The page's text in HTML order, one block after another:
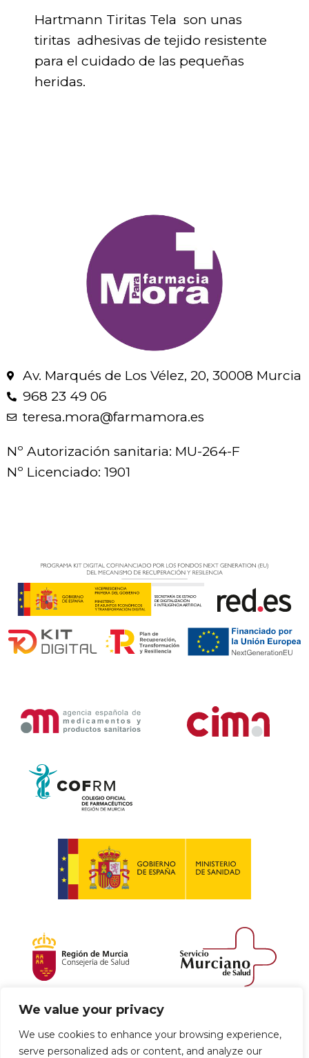
We value your privacy
We use cookies to enhance your browsing experience,
serve personalized ads or content, and analyze our
Hartmann Tiritas Tela son unas
tiritas adhesivas de tejido resistente
para el cuidado de las pequeñas
heridas.
Av. Marqués de Los Vélez, 20, 30008 Murcia
968 23 49 06
teresa.mora@farmamora.es
Nº Autorización sanitaria: MU-264-F
Nº Licenciado: 1901
Política de envío y devoluciones